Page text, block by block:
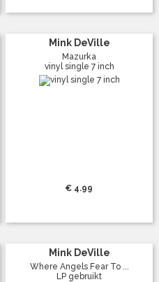
Mink DeVille
Mazurka
vinyl single 7 inch
€ 4.99
Mink DeVille
Where Angels Fear To ...
LP gebruikt